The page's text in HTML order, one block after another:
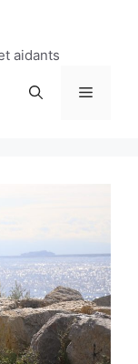
aidants
Menu